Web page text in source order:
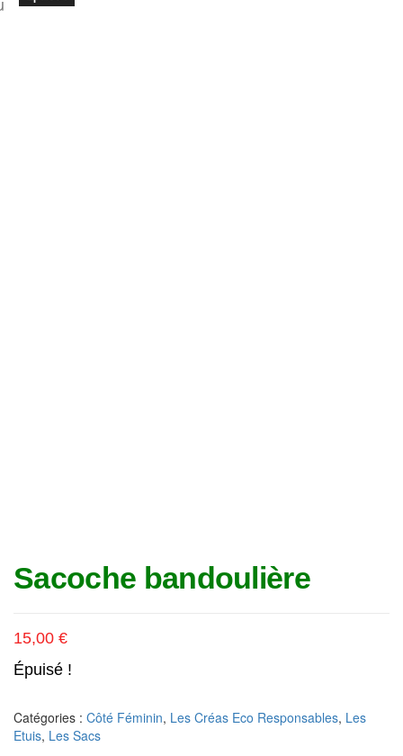
Sacoche bandoulière
15,00 €
Épuisé !
Catégories : Côté Féminin, Les Créas Eco Responsables, Les
Etuis, Les Sacs